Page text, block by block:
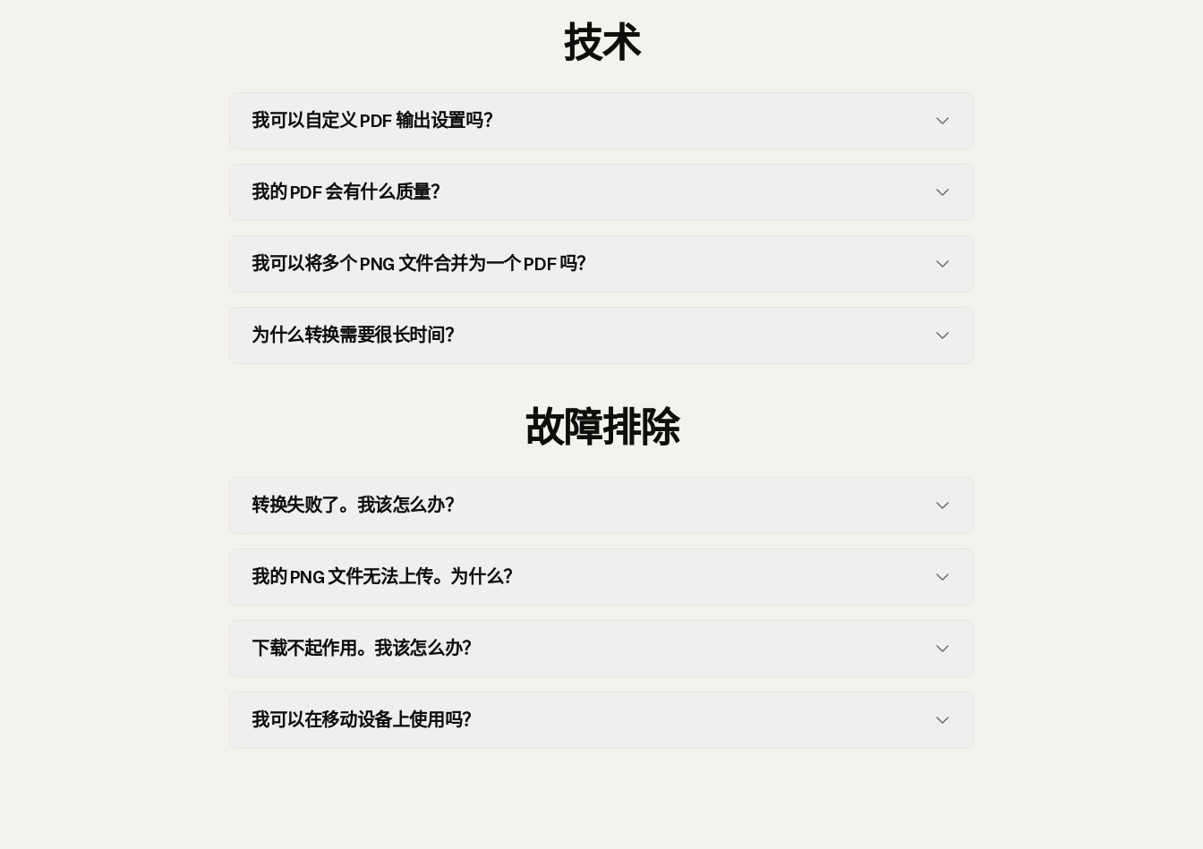
技术
我可以自定义 PDF 输出设置吗？
我的 PDF 会有什么质量？
我可以将多个 PNG 文件合并为一个 PDF 吗？
为什么转换需要很长时间？
故障排除
转换失败了。我该怎么办？
我的 PNG 文件无法上传。为什么？
下载不起作用。我该怎么办？
我可以在移动设备上使用吗？